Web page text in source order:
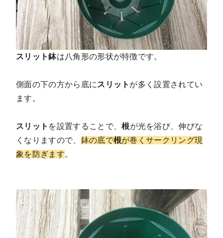
スリット鉢は八角形の形状が特徴です。
側面の下の方から底に スリット が多く設置されてい
ます。
スリット を設置することで、根が光を浴び、伸びな
くなりますので、 鉢の底で根が巻くサークリング現
象を防ぎます。